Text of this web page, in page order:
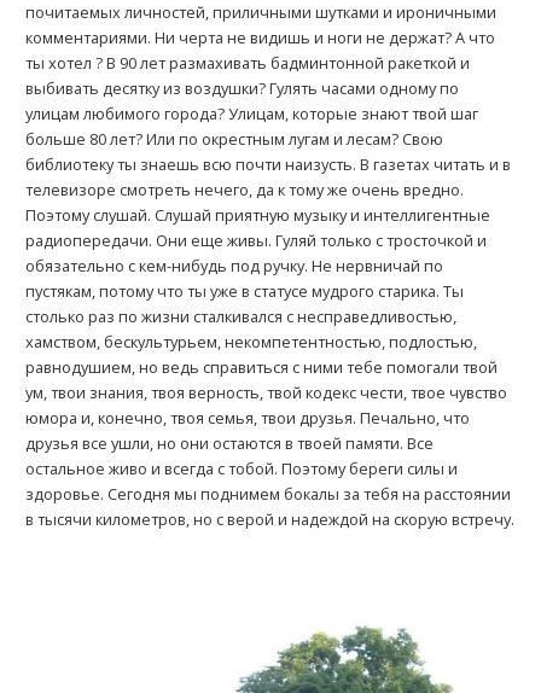
почитаемых личностей, приличными шутками и ироничными
комментариями. Ни черта не видишь и ноги не держат? А что
ты хотел ? В 90 лет размахивать бадминтонной ракеткой и
выбивать десятку из воздушки? Гулять часами одному по
улицам любимого города? Улицам, которые знают твой шаг
больше 80 лет? Или по окрестным лугам и лесам? Свою
библиотеку ты знаешь всю почти наизусть. В газетах читать и в
телевизоре смотреть нечего, да к тому же очень вредно.
Поэтому слушай. Слушай приятную музыку и интеллигентные
радиопередачи. Они еще живы. Гуляй только с тросточкой и
обязательно с кем-нибудь под ручку. Не нервничай по
пустякам, потому что ты уже в статусе мудрого старика. Ты
столько раз по жизни сталкивался с несправедливостью,
хамством, бескультурьем, некомпетентностью, подлостью,
равнодушием, но ведь справиться с ними тебе помогали твой
ум, твои знания, твоя верность, твой кодекс чести, твое чувство
юмора и, конечно, твоя семья, твои друзья. Печально, что
друзья все ушли, но они остаются в твоей памяти. Все
остальное живо и всегда с тобой. Поэтому береги силы и
здоровье. Сегодня мы поднимем бокалы за тебя на расстоянии
в тысячи километров, но с верой и надеждой на скорую встречу.